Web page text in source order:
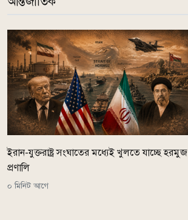
ইরান-যুক্তরাষ্ট্র সংঘাতের মধ্যেই খুলতে যাচ্ছে হরমুজ
প্রণালি
০ মিনিট আগে